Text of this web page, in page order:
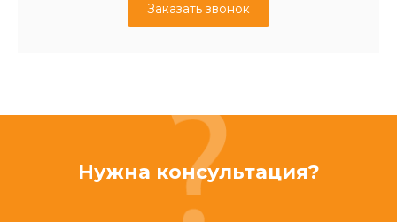
Заказать звонок
Нужна консультация?